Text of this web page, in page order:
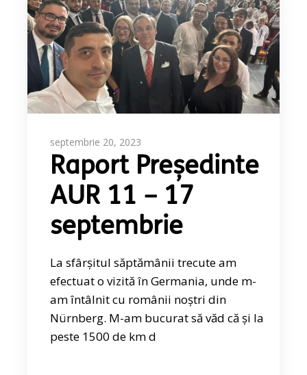
septembrie 20, 2023
Raport Președinte
AUR 11 – 17
septembrie
La sfârșitul săptămânii trecute am
efectuat o vizită în Germania, unde m-
am întâlnit cu românii noștri din
Nürnberg. M-am bucurat să văd că și la
peste 1500 de km d